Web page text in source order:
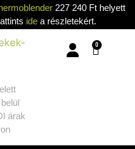
227 240 Ft helyett
idea részletekért.
0
árak